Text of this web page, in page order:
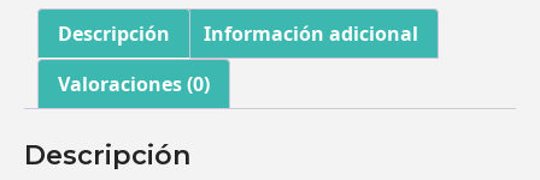
Descripción
Información adicional
Valoraciones (0)
Descripción